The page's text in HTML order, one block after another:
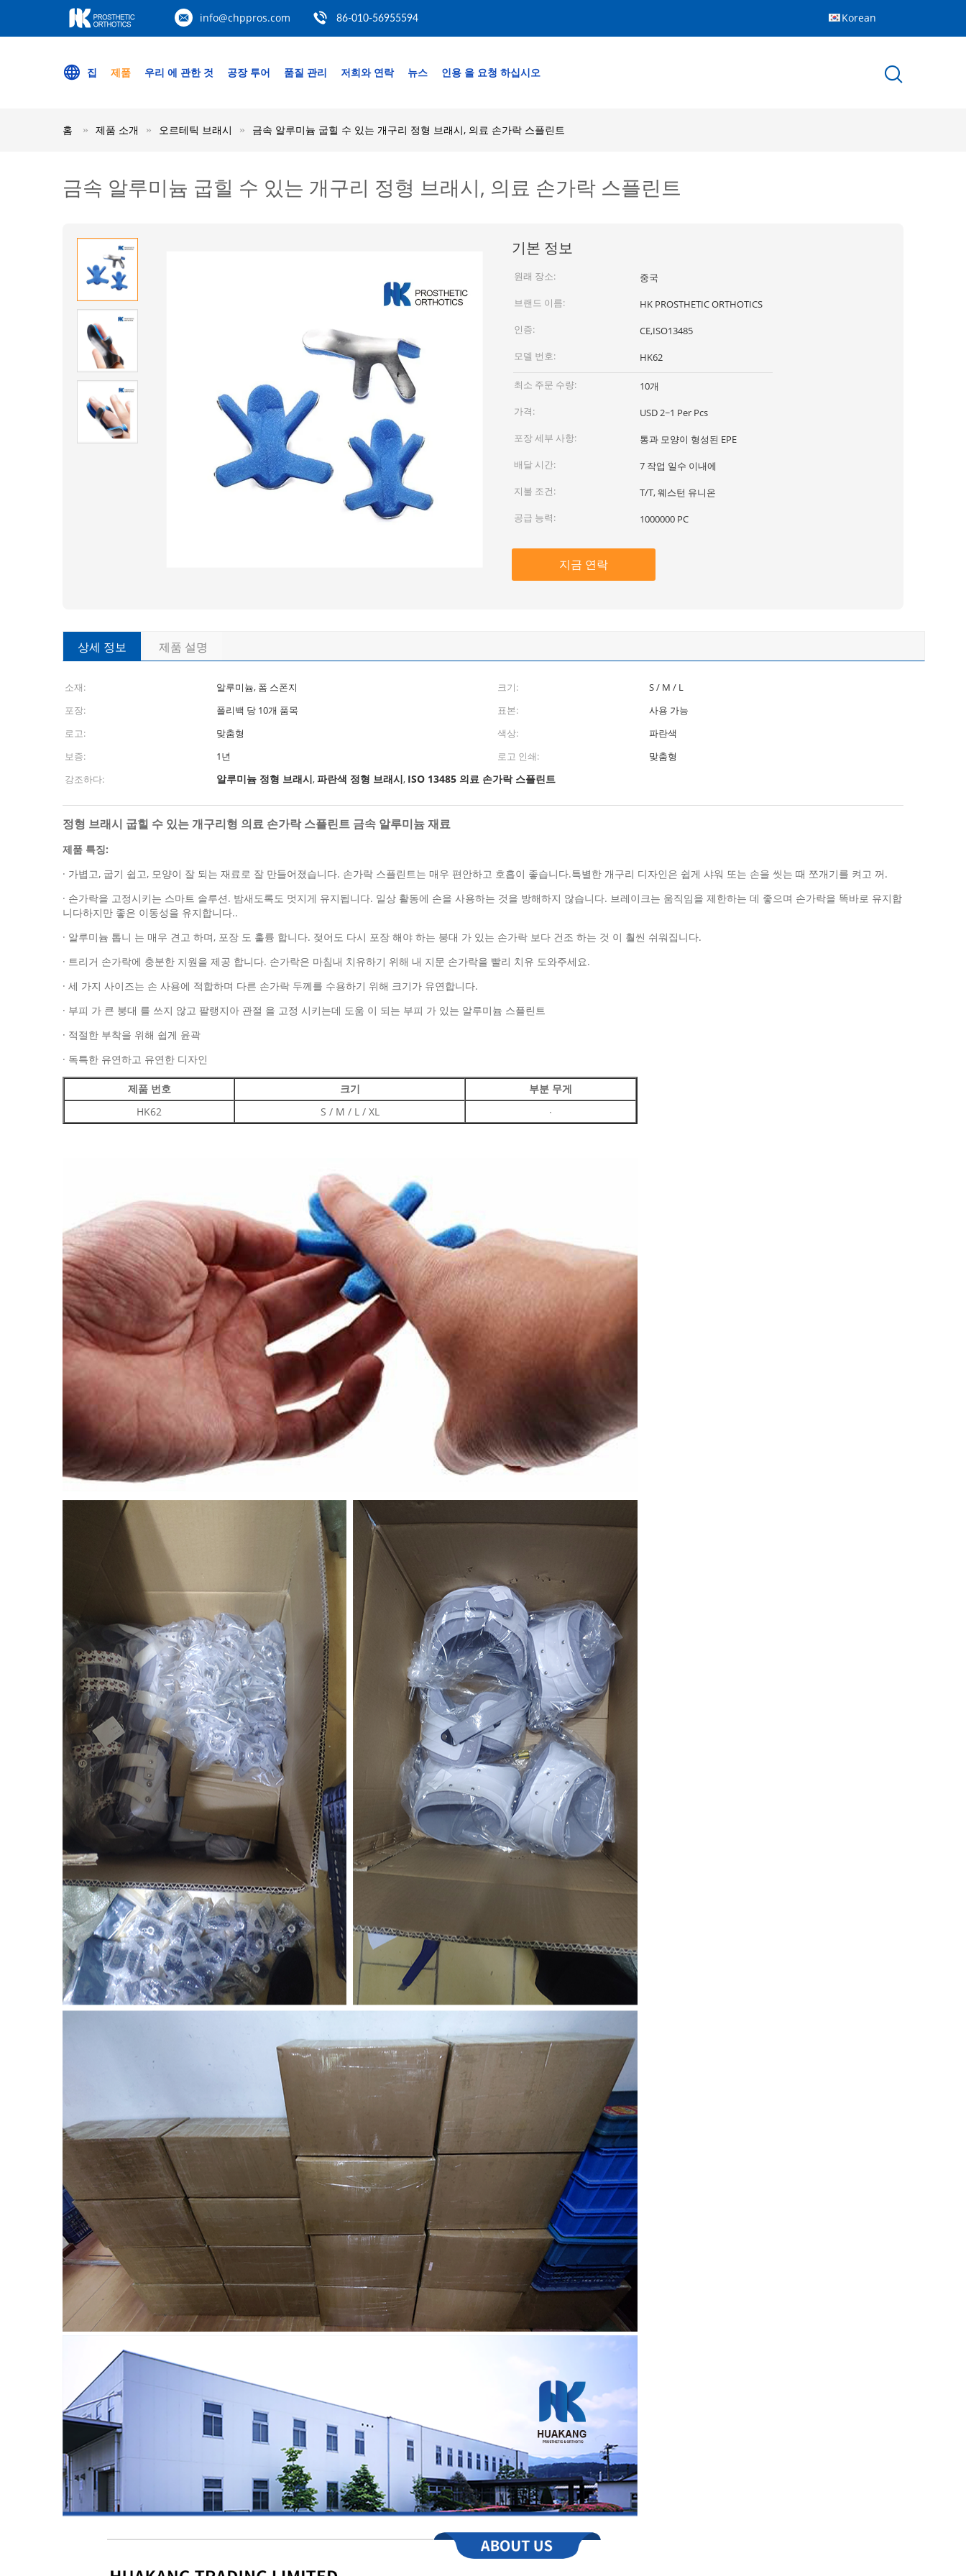
info@chppros.com 86-010-56955594 Korean
집 제품 우리 에 관한 것 공장 투어 품질 관리 저희와 연락 뉴스 인용 을 요청 하십시오
홈 제품 소개 오르테틱 브래시 금속 알루미늄 굽힐 수 있는 개구리 정형 브래시, 의료 손가락 스플린트
금속 알루미늄 굽힐 수 있는 개구리 정형 브래시, 의료 손가락 스플린트
기본 정보
원래 장소:
중국
브랜드 이름:
HK PROSTHETIC ORTHOTICS
인증:
CE,ISO13485
모델 번호:
HK62
최소 주문 수량:
10개
가격:
USD 2~1 Per Pcs
포장 세부 사항:
통과 모양이 형성된 EPE
배달 시간:
7 작업 일수 이내에
지불 조건:
T/T, 웨스턴 유니온
공급 능력:
1000000 PC
지금 연락
상세 정보 제품 설명
소재: 알루미늄, 폼 스폰지 크기:
S / M / L
포장:
폴리백 당 10개 품목 표본:
사용 가능
로고:
맞춤형 색상:
파란색
보증:
1년 로고 인쇄:
맞춤형
강조하다:
알루미늄 정형 브래시,파란색 정형 브래시, ISO 13485 의료 손가락 스플린트
정형 브래시 굽힐 수 있는 개구리형 의료 손가락 스플린트 금속 알루미늄 재료
제품 특징:
· 가볍고, 굽기 쉽고, 모양이 잘 되는 재료로 잘 만들어졌습니다. 손가락 스플린트는 매우 편안하고 호흡이 좋습니다.특별한 개구리 디자인은 쉽게 샤워 또는 손을 씻는 때 쪼개기를 켜고 꺼.
· 손가락을 고정시키는 스마트 솔루션. 밤새도록도 멋지게 유지됩니다. 일상 활동에 손을 사용하는 것을 방해하지 않습니다. 브레이크는 움직임을 제한하는 데 좋으며 손가락을 똑바로 유지합
니다하지만 좋은 이동성을 유지합니다..
· 알루미늄 톱니 는 매우 견고 하며, 포장 도 훌륭 합니다. 젖어도 다시 포장 해야 하는 붕대 가 있는 손가락 보다 건조 하는 것 이 훨씬 쉬워집니다.
· 트리거 손가락에 충분한 지원을 제공 합니다. 손가락은 마침내 치유하기 위해 내 지문 손가락을 빨리 치유 도와주세요.
· 세 가지 사이즈는 손 사용에 적합하며 다른 손가락 두께를 수용하기 위해 크기가 유연합니다.
· 부피 가 큰 붕대 를 쓰지 않고 팔랭지아 관절 을 고정 시키는데 도움 이 되는 부피 가 있는 알루미늄 스플린트
· 적절한 부착을 위해 쉽게 윤곽
· 독특한 유연하고 유연한 디자인
제품 번호 크기
부분 무게
HK62
S / M / L / XL ∙